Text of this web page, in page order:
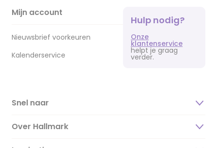
Mijn account
Nieuwsbrief voorkeuren
Kalenderservice
Hulp nodig?
Onze
klantenservice
helpt je graag
verder.
Snel naar
Over Hallmark